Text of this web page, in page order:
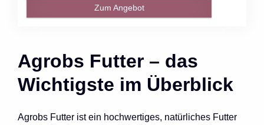
Zum Angebot
Agrobs Futter – das
Wichtigste im Überblick
Agrobs Futter ist ein hochwertiges, natürliches Futter